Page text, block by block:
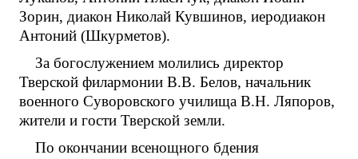
Зорин, диакон Николай Кувшинов, иеродиакон
Антоний (Шкурметов).
За богослужением молились директор
Тверской филармонии В.В. Белов, начальник
военного Суворовского училища В.Н. Ляпоров,
жители и гости Тверской земли.
По окончании всенощного бдения